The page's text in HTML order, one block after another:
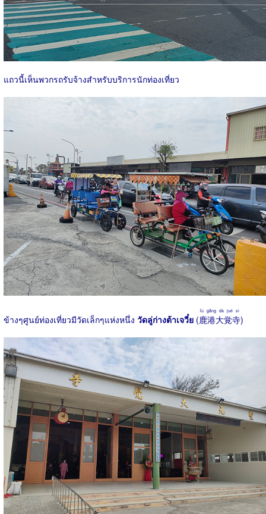
แถวนี้เห็นพวกรถรับจ้างสำหรับบริการนักท่องเที่ยว
ข้างๆศูนย์ท่องเที่ยวมีวัดเล็กๆแห่งหนึ่ง วัดลู่ก่างต้าเจวี๋ย (鹿港大覚寺
lù gǎng dà jué sì
)